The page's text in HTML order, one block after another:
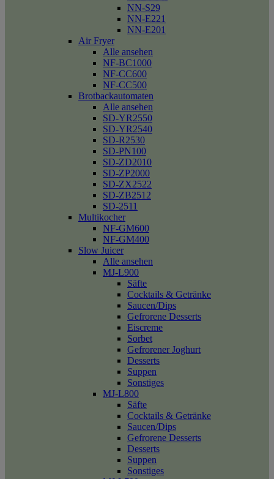
NN-S29
NN-E221
NN-E201
Air Fryer
Alle ansehen
NF-BC1000
NF-CC600
NF-CC500
Brotbackautomaten
Alle ansehen
SD-YR2550
SD-YR2540
SD-R2530
SD-PN100
SD-ZD2010
SD-ZP2000
SD-ZX2522
SD-ZB2512
SD-2511
Multikocher
NF-GM600
NF-GM400
Slow Juicer
Alle ansehen
MJ-L900
Säfte
Cocktails & Getränke
Saucen/Dips
Gefrorene Desserts
Eiscreme
Sorbet
Gefrorener Joghurt
Desserts
Suppen
Sonstiges
MJ-L800
Säfte
Cocktails & Getränke
Saucen/Dips
Gefrorene Desserts
Desserts
Suppen
Sonstiges